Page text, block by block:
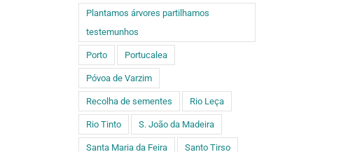
Plantamos árvores partilhamos
testemunhos
Porto Portucalea
Póvoa de Varzim
Recolha de sementes Rio Leça
Rio Tinto S. João da Madeira
Santa Maria da Feira Santo Tirso